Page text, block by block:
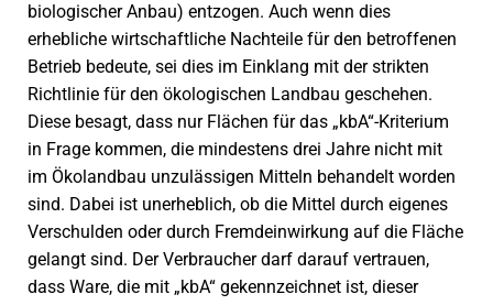
biologischer Anbau) entzogen. Auch wenn dies
erhebliche wirtschaftliche Nachteile für den betroffenen
Betrieb bedeute, sei dies im Einklang mit der strikten
Richtlinie für den ökologischen Landbau geschehen.
Diese besagt, dass nur Flächen für das „kbA“-Kriterium
in Frage kommen, die mindestens drei Jahre nicht mit
im Ökolandbau unzulässigen Mitteln behandelt worden
sind. Dabei ist unerheblich, ob die Mittel durch eigenes
Verschulden oder durch Fremdeinwirkung auf die Fläche
gelangt sind. Der Verbraucher darf darauf vertrauen,
dass Ware, die mit „kbA“ gekennzeichnet ist, dieser